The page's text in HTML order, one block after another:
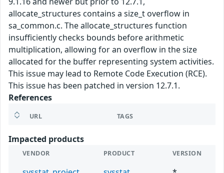
allocate_structures contains a size_t overflow in
sa_common.c. The allocate_structures function
insufficiently checks bounds before arithmetic
multiplication, allowing for an overflow in the size
allocated for the buffer representing system activities.
This issue may lead to Remote Code Execution (RCE).
This issue has been patched in version 12.7.1.
References
URL TAGS
Impacted products
VENDOR PRODUCT VERSION